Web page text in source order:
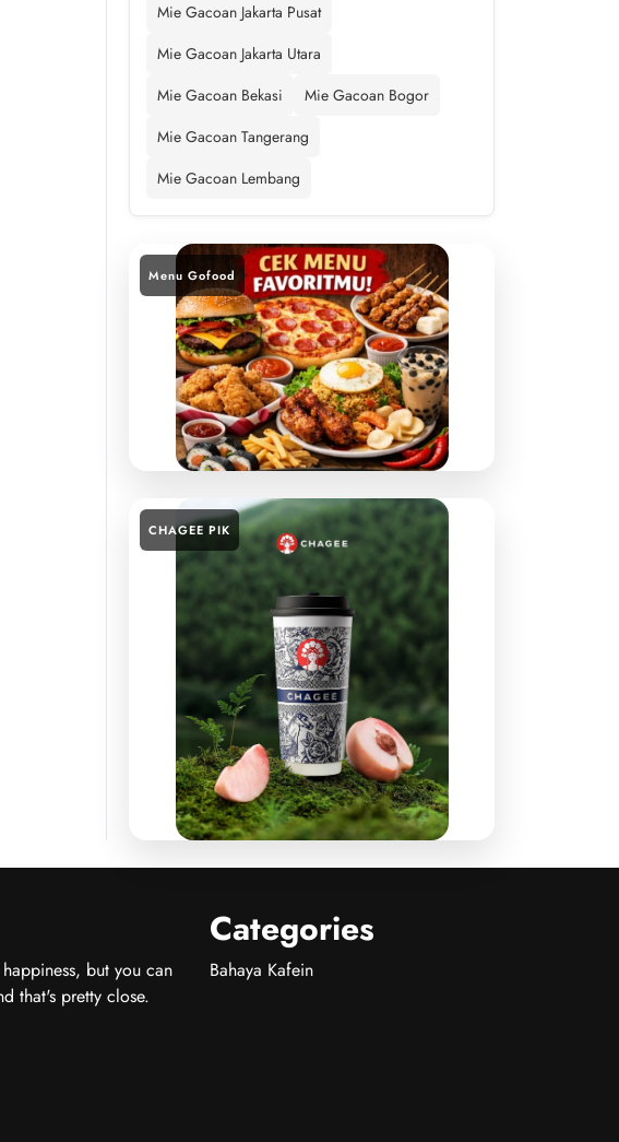
Mie Gacoan Jakarta Pusat
Mie Gacoan Jakarta Utara
Mie Gacoan Bekasi
Mie Gacoan Bogor
Mie Gacoan Tangerang
Mie Gacoan Lembang
Menu Gofood
CHAGEE PIK
but you can
that's pretty close.
Categories
Bahaya Kafein